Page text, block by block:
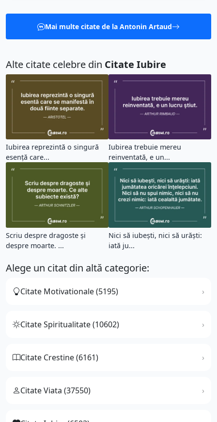
Mai multe citate de la Antonin Artaud
Alte citate celebre din Citate Iubire
Iubirea reprezintă o singură
esență care...
Iubirea trebuie mereu
reinventată, e un...
Scriu despre dragoste şi
despre moarte. ...
Nici să iubeşti, nici să urăşti:
iată ju...
Alege un citat din altă categorie:
Citate Motivationale (5195)
Citate Spiritualitate (10602)
Citate Crestine (6161)
Citate Viata (37550)